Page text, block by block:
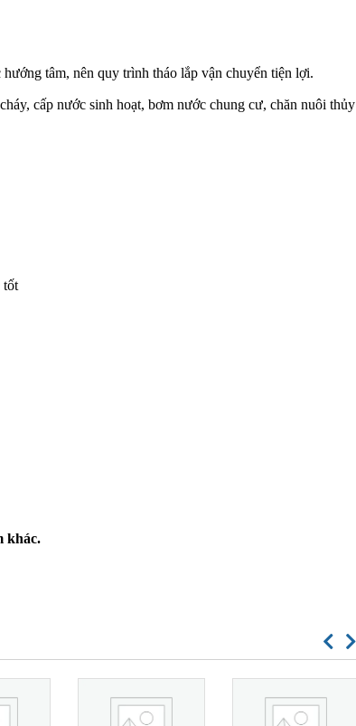
tâm, nên quy trình tháo lắp vận chuyển tiện lợi.
cấp nước sinh hoạt, bơm nước chung cư, chăn nuôi thủy
tốt
khác.